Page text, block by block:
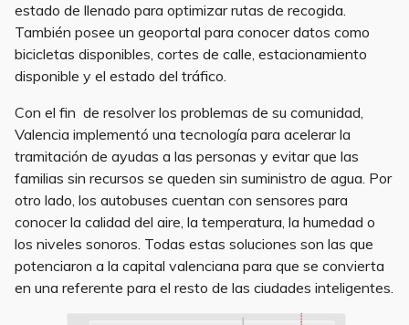
estado de llenado para optimizar rutas de recogida.
También posee un geoportal para conocer datos como
bicicletas disponibles, cortes de calle, estacionamiento
disponible y el estado del tráfico.
Con el fin de resolver los problemas de su comunidad,
Valencia implementó una tecnología para acelerar la
tramitación de ayudas a las personas y evitar que las
familias sin recursos se queden sin suministro de agua. Por
otro lado, los autobuses cuentan con sensores para
conocer la calidad del aire, la temperatura, la humedad o
los niveles sonoros. Todas estas soluciones son las que
potenciaron a la capital valenciana para que se convierta
en una referente para el resto de las ciudades inteligentes.